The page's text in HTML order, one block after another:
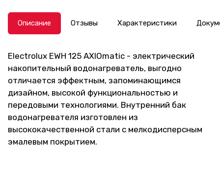
Описание Отзывы Характеристики
Electrolux EWH 125 AXIOmatic - электрический
накопительный водонагреватель, выгодно
отличается эффектным, запоминающимся
дизайном, высокой функциональностью и
передовыми технологиями. Внутренний бак
водонагревателя изготовлен из
высококачественной стали с мелкодисперсным
эмалевым покрытием.